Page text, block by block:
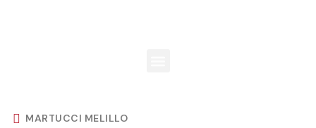
MARTUCCI MELILLO